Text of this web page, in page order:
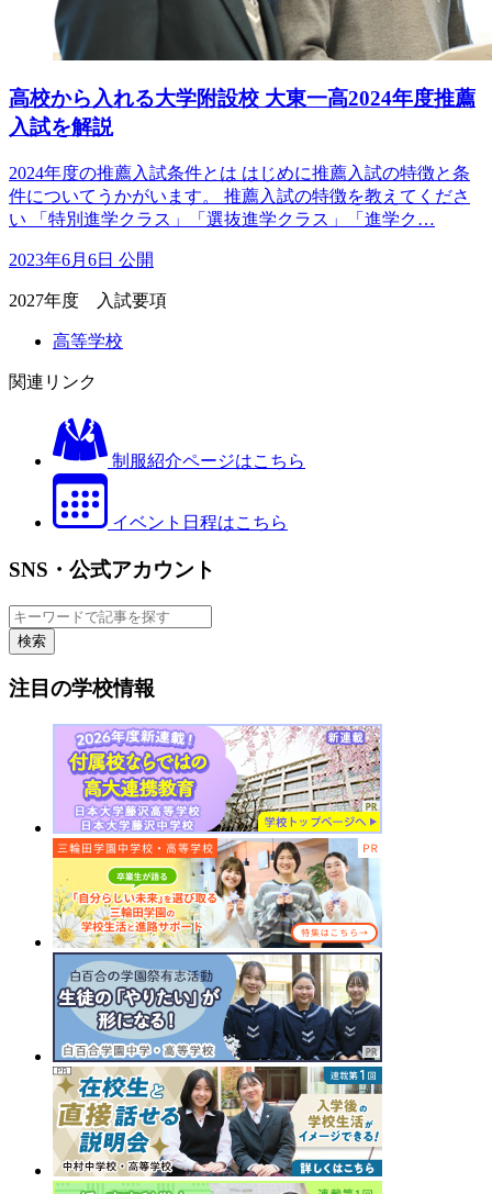
高校から入れる大学附設校 大東一高2024年度推薦
入試を解説
2024年度の推薦入試条件とは はじめに推薦入試の特徴と条
件についてうかがいます。 推薦入試の特徴を教えてくださ
い 「特別進学クラス」「選抜進学クラス」「進学ク…
2023年6月6日 公開
2027年度 入試要項
高等学校
関連リンク
制服紹介ページはこちら
イベント日程はこちら
SNS・公式アカウント
検索
注目の学校情報